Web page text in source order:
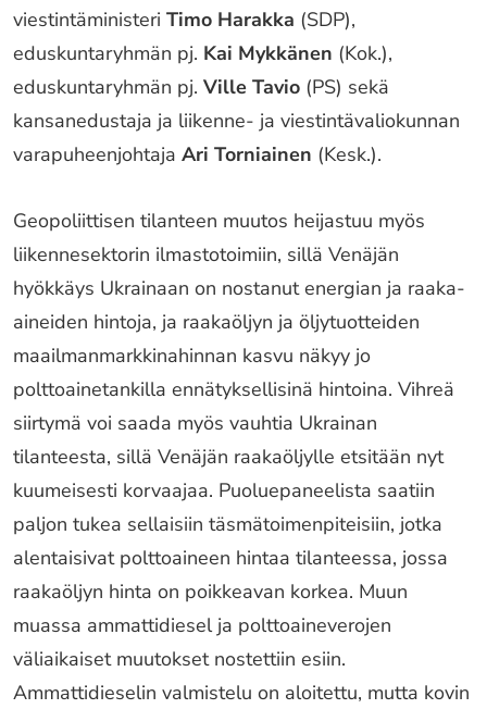
viestintäministeri Timo Harakka (SDP),
eduskuntaryhmän pj. Kai Mykkänen (Kok.),
eduskuntaryhmän pj. Ville Tavio (PS) sekä
kansanedustaja ja liikenne- ja viestintävaliokunnan
varapuheenjohtaja Ari Torniainen (Kesk.).
Geopoliittisen tilanteen muutos heijastuu myös
liikennesektorin ilmastotoimiin, sillä Venäjän
hyökkäys Ukrainaan on nostanut energian ja raaka-
aineiden hintoja, ja raakaöljyn ja öljytuotteiden
maailmanmarkkinahinnan kasvu näkyy jo
polttoainetankilla ennätyksellisinä hintoina. Vihreä
siirtymä voi saada myös vauhtia Ukrainan
tilanteesta, sillä Venäjän raakaöljylle etsitään nyt
kuumeisesti korvaajaa. Puoluepaneelista saatiin
paljon tukea sellaisiin täsmätoimenpiteisiin, jotka
alentaisivat polttoaineen hintaa tilanteessa, jossa
raakaöljyn hinta on poikkeavan korkea. Muun
muassa ammattidiesel ja polttoaineverojen
väliaikaiset muutokset nostettiin esiin.
Ammattidieselin valmistelu on aloitettu, mutta kovin